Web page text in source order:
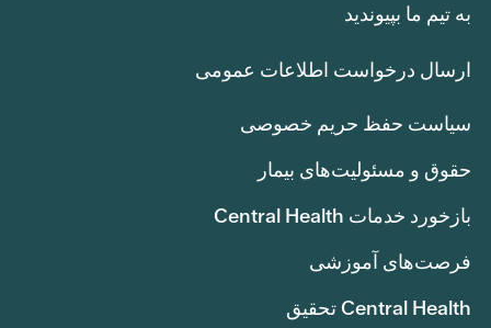
به تیم ما بپیوندید
ارسال درخواست اطلاعات عمومی
سیاست حفظ حریم خصوصی
حقوق و مسئولیت‌های بیمار
بازخورد خدمات Central Health
فرصت‌های آموزشی
Central Health تحقیق